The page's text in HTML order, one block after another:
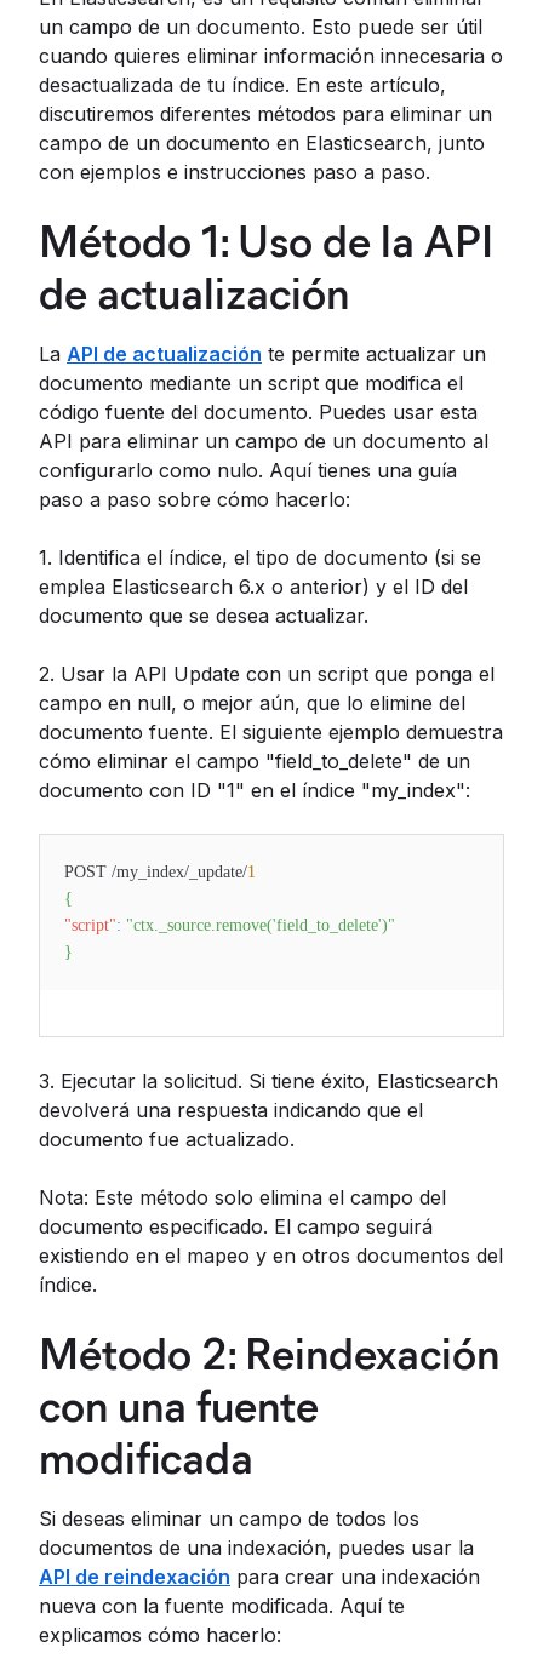
un campo de un documento. Esto puede ser útil
cuando quieres eliminar información innecesaria o
desactualizada de tu índice. En este artículo,
discutiremos diferentes métodos para eliminar un
campo de un documento en Elasticsearch, junto
con ejemplos e instrucciones paso a paso.
Método 1: Uso de la API
de actualización
La API de actualización te permite actualizar un
documento mediante un script que modifica el
código fuente del documento. Puedes usar esta
API para eliminar un campo de un documento al
configurarlo como nulo. Aquí tienes una guía
paso a paso sobre cómo hacerlo:
1. Identifica el índice, el tipo de documento (si se
emplea Elasticsearch 6.x o anterior) y el ID del
documento que se desea actualizar.
2. Usar la API Update con un script que ponga el
campo en null, o mejor aún, que lo elimine del
documento fuente. El siguiente ejemplo demuestra
cómo eliminar el campo "field_to_delete" de un
documento con ID "1" en el índice "my_index":
POST /my_index/_update/1
{
"script": "ctx._source.remove('field_to_delete')"
}
3. Ejecutar la solicitud. Si tiene éxito, Elasticsearch
devolverá una respuesta indicando que el
documento fue actualizado.
Nota: Este método solo elimina el campo del
documento especificado. El campo seguirá
existiendo en el mapeo y en otros documentos del
índice.
Método 2: Reindexación
con una fuente
modificada
Si deseas eliminar un campo de todos los
documentos de una indexación, puedes usar la
API de reindexación para crear una indexación
nueva con la fuente modificada. Aquí te
explicamos cómo hacerlo: